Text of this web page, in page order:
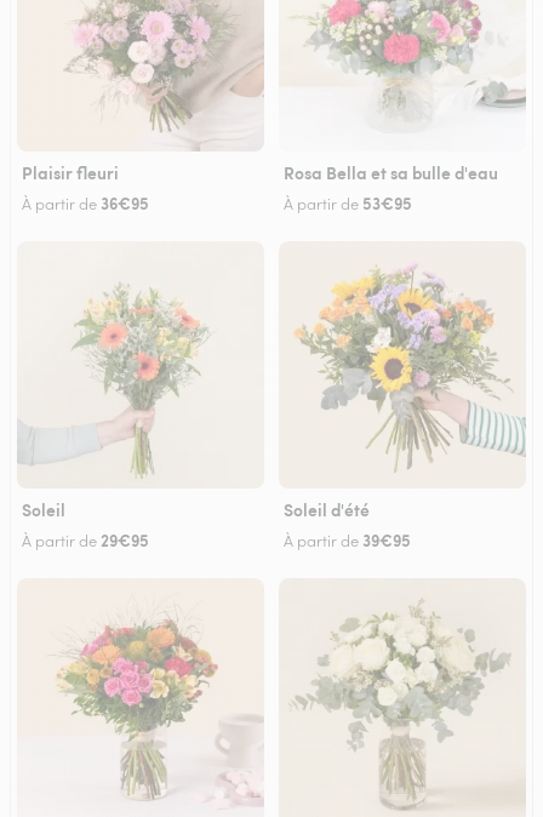
Plaisir fleuri
À partir de 36€95
Rosa Bella et sa bulle d'eau
À partir de 53€95
Soleil
À partir de29€95
Soleil d'été
À partir de 39€95